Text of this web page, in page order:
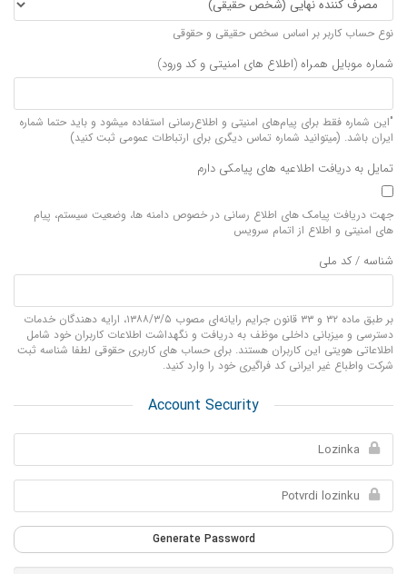
نوع حساب کاربر بر اساس سخص حقیقی و حقوقی
شماره موبایل همراه (اطلاع های امنیتی و کد ورود)
"این شماره فقط برای پیام‌های امنیتی و اطلاع‌رسانی استفاده میشود و باید حتما شماره
ایران باشد. (میتوانید شماره تماس دیگری برای ارتباطات عمومی ثبت کنید)
تمایل به دریافت اطلاعیه های پیامکی دارم
جهت دریافت پیامک های اطلاع رسانی در خصوص دامنه ها، وضعیت سیستم، پیام
های امنیتی و اطلاع از اتمام سرویس
شناسه / کد ملی
بر طبق ماده ۳۲ و ۳۳ قانون جرایم رایانه‌ای مصوب ۱۳۸۸/۳/۵، ارایه دهندگان خدمات
دسترسی و میزبانی داخلی موظف به دریافت و نگهداشت اطلاعات کاربران خود شامل
اطلاعاتی هویتی این کاربران هستند. برای حساب های کاربری حقوقی لطفا شناسه ثبت
شرکت واطباع غیر ایرانی کد فراگیری خود را وارد کنید.
Account Security
Generate Password